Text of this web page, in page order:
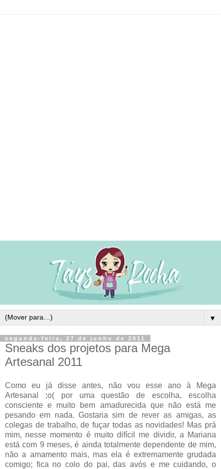
▼
segunda-feira, 27 de junho de 2011
Sneaks dos projetos para Mega
Artesanal 2011
Como eu já disse antes, não vou esse ano à Mega
Artesanal ;o( por uma questão de escolha, escolha
consciente e muito bem amadurecida que não está me
pesando em nada. Gostaria sim de rever as amigas, as
colegas de trabalho, de fuçar todas as novidades! Mas prá
mim, nesse momento é muito difícil me dividir, a Mariana
está com 9 meses, é ainda totalmente dependente de mim,
não a amamento mais, mas ela é extremamente grudada
comigo; fica no colo do pai, das avós e me cuidando, o